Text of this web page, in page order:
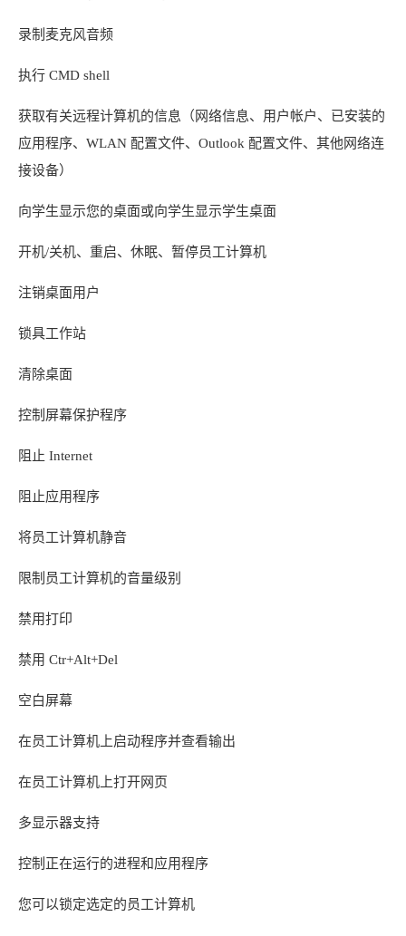
录制麦克风音频
执行 CMD shell
获取有关远程计算机的信息（网络信息、用户帐户、已安装的
应用程序、WLAN 配置文件、Outlook 配置文件、其他网络连
接设备）
向学生显示您的桌面或向学生显示学生桌面
开机/关机、重启、休眠、暂停员工计算机
注销桌面用户
锁具工作站
清除桌面
控制屏幕保护程序
阻止 Internet
阻止应用程序
将员工计算机静音
限制员工计算机的音量级别
禁用打印
禁用 Ctr+Alt+Del
空白屏幕
在员工计算机上启动程序并查看输出
在员工计算机上打开网页
多显示器支持
控制正在运行的进程和应用程序
您可以锁定选定的员工计算机